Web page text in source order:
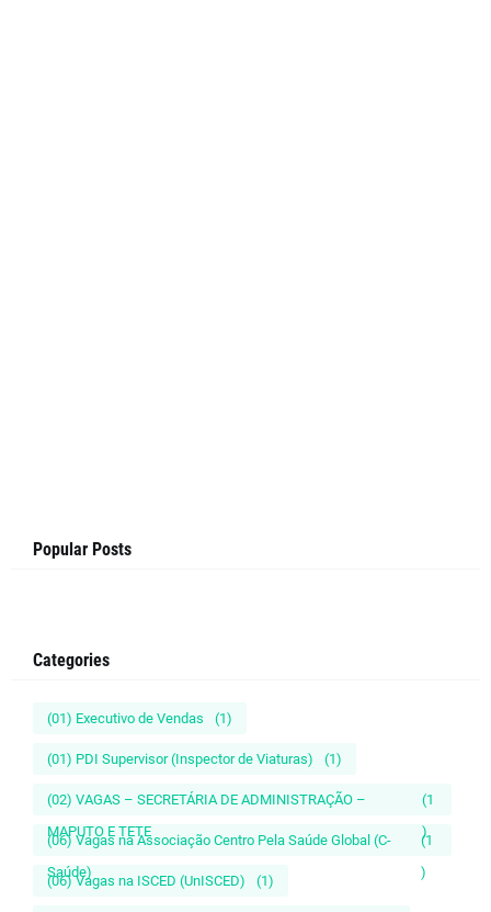
Popular Posts
Categories
(01) Executivo de Vendas (1)
(01) PDI Supervisor (Inspector de Viaturas) (1)
(02) VAGAS – SECRETÁRIA DE ADMINISTRAÇÃO –
MAPUTO E TETE
(1
)
(06) Vagas na Associação Centro Pela Saúde Global (C-
Saúde)
(1
)
(06) Vagas na ISCED (UnISCED) (1)